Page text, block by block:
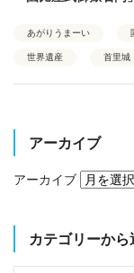
あがりうまーい
世界遺産 首里城
アーカイブ
アーカイブ
カテゴリーから